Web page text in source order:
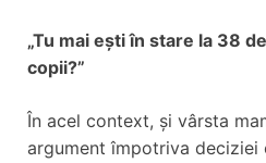
„Tu mai ești în stare la 38
copii?”
În acel context, și vârsta
argument împotriva deciziei